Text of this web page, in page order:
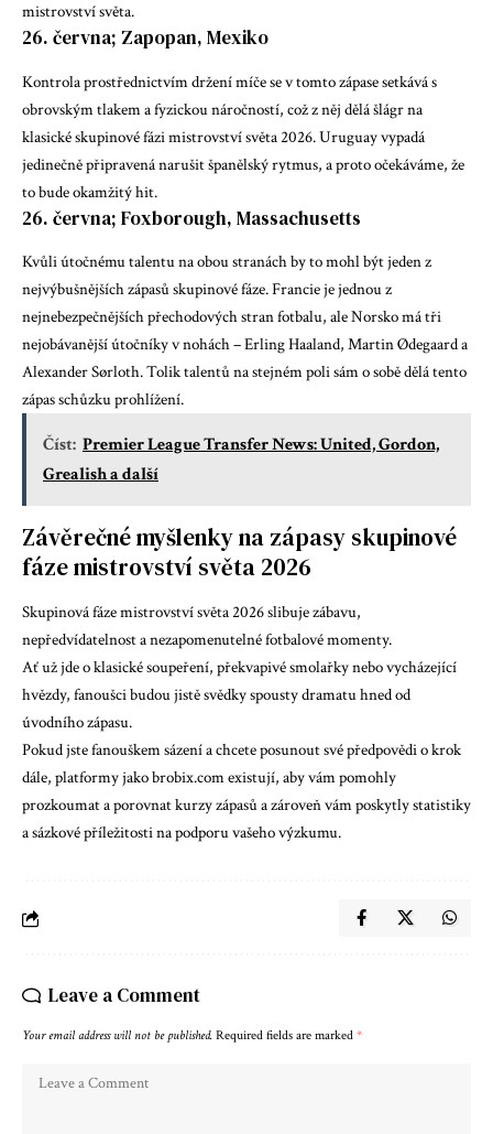
mistrovství světa.
26. června; Zapopan, Mexiko
Kontrola prostřednictvím držení míče se v tomto zápase setkává s
obrovským tlakem a fyzickou náročností, což z něj dělá šlágr na
klasické skupinové fázi mistrovství světa 2026. Uruguay vypadá
jedinečně připravená narušit španělský rytmus, a proto očekáváme, že
to bude okamžitý hit.
26. června; Foxborough, Massachusetts
Kvůli útočnému talentu na obou stranách by to mohl být jeden z
nejvýbušnějších zápasů skupinové fáze. Francie je jednou z
nejnebezpečnějších přechodových stran fotbalu, ale Norsko má tři
nejobávanější útočníky v nohách – Erling Haaland, Martin Ødegaard a
Alexander Sørloth. Tolik talentů na stejném poli sám o sobě dělá tento
zápas schůzku prohlížení.
Číst: Premier League Transfer News: United, Gordon,
Grealish a další
Závěrečné myšlenky na zápasy skupinové
fáze mistrovství světa 2026
Skupinová fáze mistrovství světa 2026 slibuje zábavu,
nepředvídatelnost a nezapomenutelné fotbalové momenty.
Ať už jde o klasické soupeření, překvapivé smolařky nebo vycházející
hvězdy, fanoušci budou jistě svědky spousty dramatu hned od
úvodního zápasu.
Pokud jste fanouškem sázení a chcete posunout své předpovědi o krok
dále, platformy jakobrobix.comexistují, aby vám pomohly
prozkoumat a porovnat kurzy zápasů a zároveň vám poskytly statistiky
a sázkové příležitosti na podporu vašeho výzkumu.
Leave a Comment
Your email address will not be published. Required fields are marked *